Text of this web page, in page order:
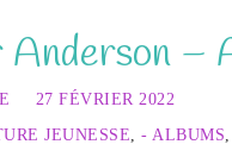
Anderson –
27 FÉVRIER 2022
JEUNESSE
- ALBUMS